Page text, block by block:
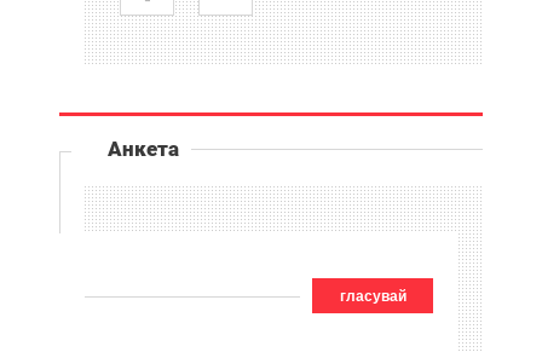
Анкета
гласувай